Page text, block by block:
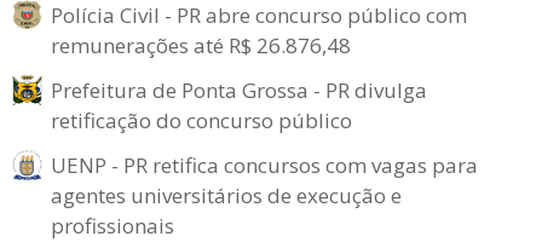
Polícia Civil - PR abre concurso público com
remunerações até R$ 26.876,48
Prefeitura de Ponta Grossa - PR divulga
retificação do concurso público
UENP - PR retifica concursos com vagas para
agentes universitários de execução e
profissionais